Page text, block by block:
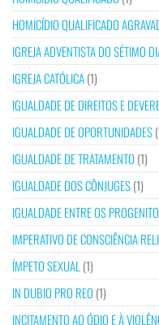
HOMICÍDIO QUALIFICADO
IGREJA ADVENTISTA DO SÉTIMO
IGREJA CATÓLICA(1)
IGUALDADE DE DIREITOS E
IGUALDADE DE OPORTUNIDADES
IGUALDADE DE TRATAMENTO (1)
IGUALDADE DOS CÔNJUGES(1)
IGUALDADE ENTRE OS
IMPERATIVO DE CONSCIÊNCIA
ÍMPETO SEXUAL (1)
IN DUBIO PRO REO (1)
INCITAMENTO AO ÓDIO E À